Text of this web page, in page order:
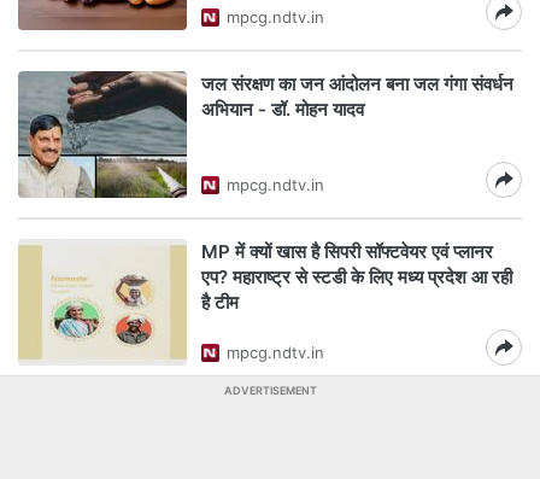
mpcg.ndtv.in
जल संरक्षण का जन आंदोलन बना जल गंगा संवर्धन
अभियान - डॉ. मोहन यादव
mpcg.ndtv.in
MP में क्यों खास है सिपरी सॉफ्टवेयर एवं प्लानर
एप? महाराष्ट्र से स्टडी के लिए मध्य प्रदेश आ रही
है टीम
mpcg.ndtv.in
ADVERTISEMENT